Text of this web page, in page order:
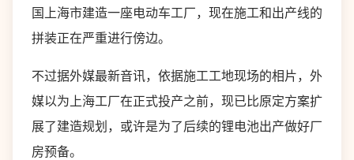
国上海市建造一座电动车工厂，现在施工和出产线的
拼装正在严重进行傍边。
不过据外媒最新音讯，依据施工工地现场的相片，外
媒以为上海工厂在正式投产之前，现已比原定方案扩
展了建造规划，或许是为了后续的锂电池出产做好厂
房预备。